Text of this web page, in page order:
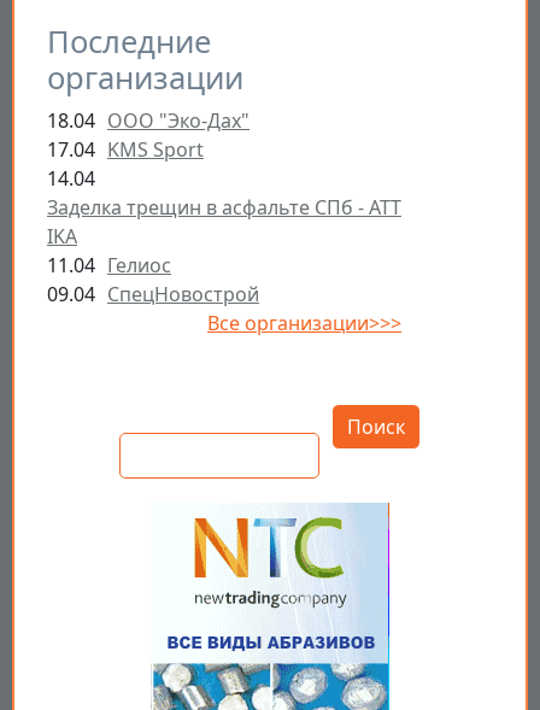
Последние
организации
18.04 ООО "Эко-Дах"
17.04 KMS Sport
14.04
Заделка трещин в асфальте СПб - ATT
IKA
11.04 Гелиос
09.04 СпецНовострой
Все организации>>>